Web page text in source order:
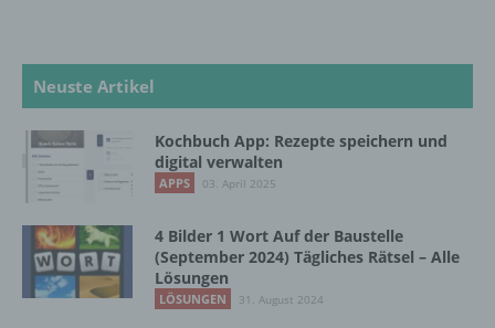
Neuste Artikel
Kochbuch App: Rezepte speichern und
digital verwalten
APPS 03. April 2025
4 Bilder 1 Wort Auf der Baustelle
(September 2024) Tägliches Rätsel – Alle
Lösungen
LÖSUNGEN 31. August 2024
Markierung gespeicherter
e) Profiling
Profiling ist jede Art der automatisierten
Verarbeitung personenbezogener Daten, die
darin besteht, dass diese